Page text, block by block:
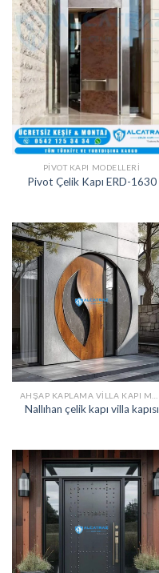
PIVOT KAPI MODELLERI
Pivot Çelik Kapı ERD-1630
Nallıhan çelik kapı villa kapısı